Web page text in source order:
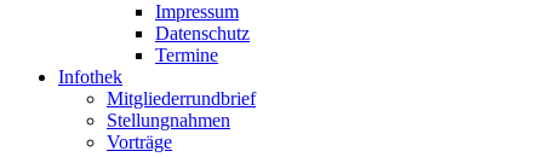
Impressum
Datenschutz
Termine
Infothek
Mitgliederrundbrief
Stellungnahmen
Vorträge